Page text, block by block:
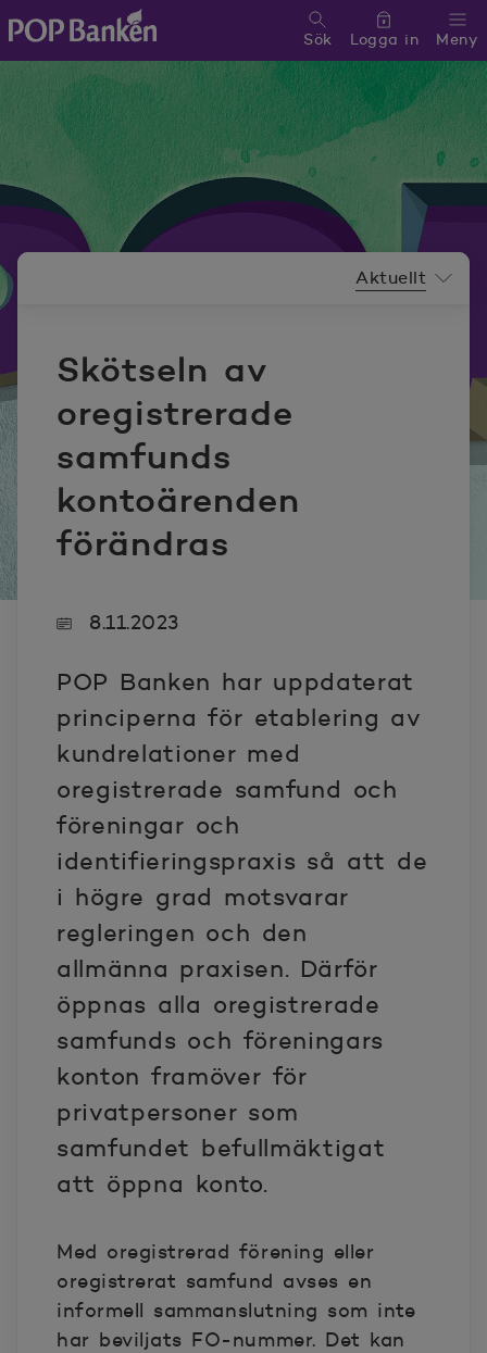
POP banken, till hemsidan
Meny
Sök Logga in
Skötseln av
oregistrerade
samfunds
kontoärenden
förändras
Aktuellt
8.11.2023
POP Banken har uppdaterat
principerna för etablering av
kundrelationer med
oregistrerade samfund och
föreningar och
identifieringspraxis så att de
i högre grad motsvarar
regleringen och den
allmänna praxisen. Därför
öppnas alla oregistrerade
samfunds och föreningars
konton framöver för
privatpersoner som
samfundet befullmäktigat
att öppna konto.
Med oregistrerad förening eller
oregistrerat samfund avses en
informell sammanslutning som inte
har beviljats FO-nummer. Det kan